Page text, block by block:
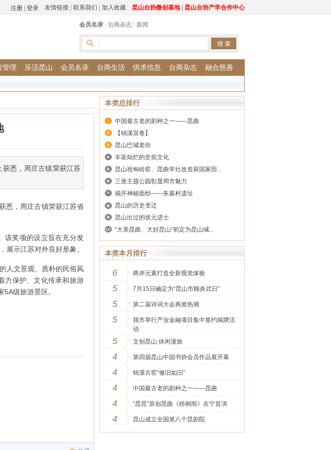
昆山台协微创基地| 昆山台协产学合作中心
友情链接 联系我们 加入收藏
会员名录 台商杂志 新闻
管理 乐活昆山 会员名录 台商生活 供求信息 台商杂志 融合慈善
悉，周庄古镇荣获江苏
悉，周庄古镇荣获江苏省
该奖项的设立旨在充分发
展示江苏对外良好形象。
人文景观、质朴的民俗风
力保护、文化传承和旅游
级旅游景区。
本类总排行
中国最古老的剧种之一——昆曲
【锦溪宣卷】
昆山巴城老街
丰富灿烂的史前文化
昆山祝甸砖窑、昆曲学社改造获国家田...
三座主题公园彰显周市魅力
揭开神秘面纱——朱墓村遗址
昆山的历史变迁
昆山出过的状元进士
“大美昆曲、大好昆山”初定为昆山城...
本类本月排行
6 两岸元素打造全新视觉体验
5 7月15日确定为“昆山市顾炎武日”
5 第二届诗词大会再掀热潮
5
我市举行产业金融项目集中签约揭牌活
动
5 文创昆山 休闲漫旅
4 第四届昆山中国书协会员作品展开幕
4 锦溪古窑“修旧如旧”
4 中国最古老的剧种之一——昆曲
4 “昆昆”原创昆曲《梧桐雨》在宁首演
4 昆山成立全国第八个昆剧院